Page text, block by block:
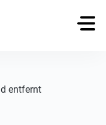
entfernt